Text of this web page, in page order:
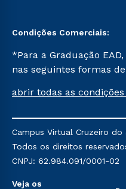
Condições Comerciais:
*Para a Graduação
nas seguintes formas
Já para as demais, a
mencionadas são
Religioso, Geografia
do Ensino de História:
abrir todas as condições
Campus Virtual Cruzeiro
Todos os direitos
CNPJ: 62.984.091/0001-02
Veja os